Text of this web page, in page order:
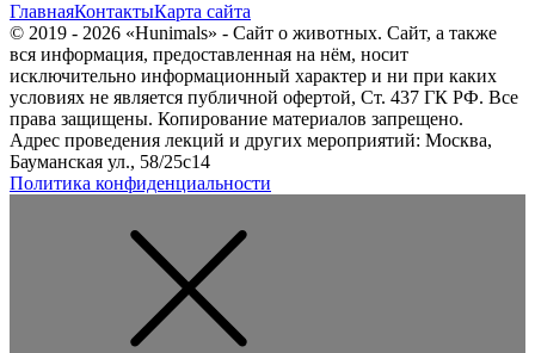
ГлавнаяКонтактыКарта сайта
© 2019 - 2026 «Hunimals» - Сайт о животных. Сайт, а также
вся информация, предоставленная на нём, носит
исключительно информационный характер и ни при каких
условиях не является публичной офертой, Ст. 437 ГК РФ. Все
права защищены. Копирование материалов запрещено.
Адрес проведения лекций и других мероприятий: Москва,
Бауманская ул., 58/25с14
Политика конфиденциальности